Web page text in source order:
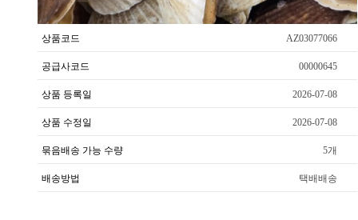
상품코드 AZ03077066
공급사코드 00000645
상품 등록일 2026-07-08
상품 수정일 2026-07-08
묶음배송 가능 수량 5개
배송방법 택배배송